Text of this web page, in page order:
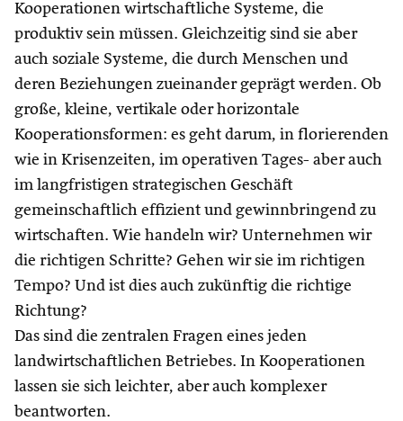
Kooperationen wirtschaftliche Systeme, die
produktiv sein müssen. Gleichzeitig sind sie aber
auch soziale Systeme, die durch Menschen und
deren Beziehungen zueinander geprägt werden. Ob
große, kleine, vertikale oder horizontale
Kooperationsformen: es geht darum, in florierenden
wie in Krisenzeiten, im operativen Tages- aber auch
im langfristigen strategischen Geschäft
gemeinschaftlich effizient und gewinnbringend zu
wirtschaften. Wie handeln wir? Unternehmen wir
die richtigen Schritte? Gehen wir sie im richtigen
Tempo? Und ist dies auch zukünftig die richtige
Richtung?
Das sind die zentralen Fragen eines jeden
landwirtschaftlichen Betriebes. In Kooperationen
lassen sie sich leichter, aber auch komplexer
beantworten.